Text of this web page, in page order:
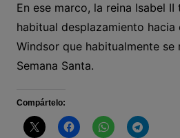
En ese marco, la reina Isabel
habitual desplazamiento hacia
Windsor que habitualmente se
Semana Santa.
Compártelo: